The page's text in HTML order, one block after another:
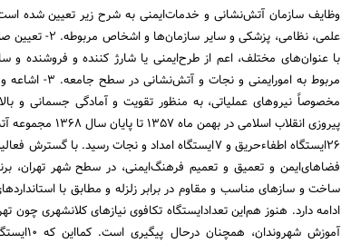
علمی، نظامی،
با عنوان‌های مختلف، اعم از طرح‌ایمنی یا شارژ کننده و فروشنده و
مربوط به
مخصوصاً نیروهای عملیاتی، به منظور تقویت و آمادگی جسمانی و
پیروزی انقلاب
26‌ایستگاه اطفاء‌حریق و 7‌ایستگاه امداد و نجات
فضاهای‌ایمن و تعمیق و تعمیم فرهنگ‌ایمنی، ‌در سطح شهر تهران،
ساخت و سازهای مناسب و مقاوم در برابر زلزله و مطابق با
ادامه دارد. هنوز هم‌این تعداد‌ایستگاه تکافوی نیازهای کلانشهری چون
آموزش